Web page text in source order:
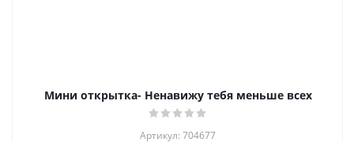
Мини открытка- Ненавижу тебя меньше всех
Артикул: 704677